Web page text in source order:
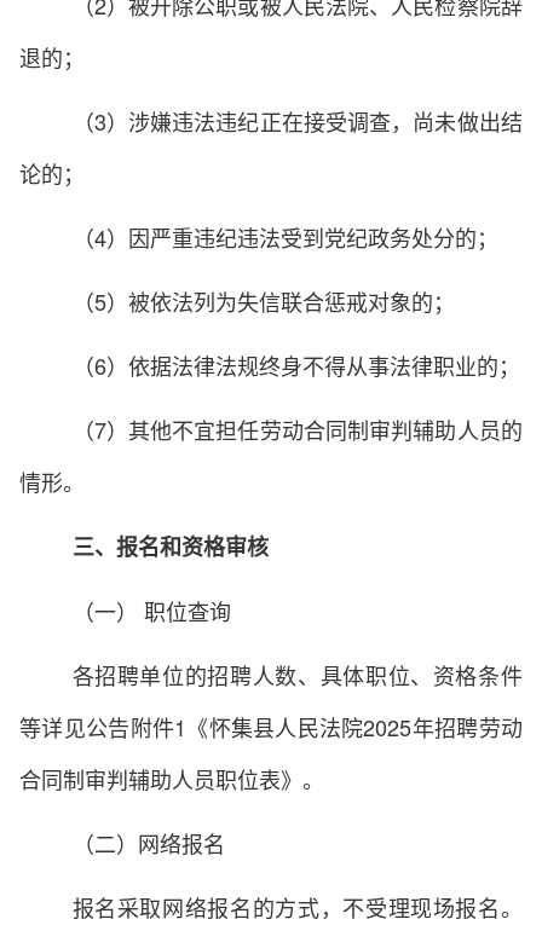
退的；
（3）涉嫌违法违纪正在接受调查，尚未做出结
论的；
（4）因严重违纪违法受到党纪政务处分的；
（5）被依法列为失信联合惩戒对象的；
（6）依据法律法规终身不得从事法律职业的；
（7）其他不宜担任劳动合同制审判辅助人员的
情形。
三、报名和资格审核
（一） 职位查询
各招聘单位的招聘人数、具体职位、资格条件
等详见公告附件1《怀集县人民法院2025年招聘劳动
合同制审判辅助人员职位表》。
（二）网络报名
报名采取网络报名的方式，不受理现场报名。